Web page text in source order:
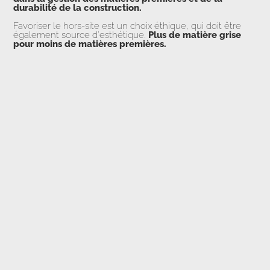
durabilité de la construction.
Favoriser le hors-site est un choix éthique, qui doit être
également source d'esthétique. Plus de matière grise
pour moins de matières premières.